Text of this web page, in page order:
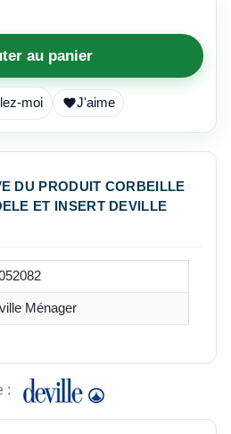
au panier
moi J'aime
DU PRODUIT CORBEILLE
ET INSERT DEVILLE
Ménager
: